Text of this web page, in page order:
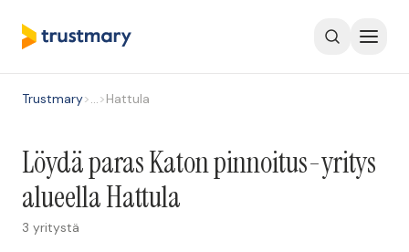
Trustmary>…>Hattula
Löydä paras Katon pinnoitus-yritys
alueella Hattula
3 yritystä